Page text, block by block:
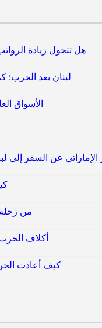
هل تتحول زيادة
لبنان بعد الحرب:
الأسواق
عن السفر إلى
من زحلة
أكلاف
كيف أعادت